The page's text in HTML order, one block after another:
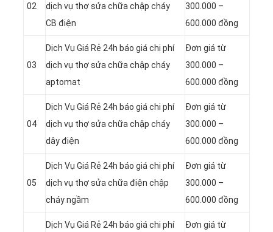
02
dịch vụ thợ sửa chữa chập cháy
CB điện
300.000 –
600.000 đồng
03
Dịch Vụ Giá Rẻ 24h báo giá chi phí
dịch vụ thợ sửa chữa chập cháy
aptomat
Đơn giá từ
300.000 –
600.000 đồng
04
Dịch Vụ Giá Rẻ 24h báo giá chi phí
dịch vụ thợ sửa chữa chập cháy
dây điện
Đơn giá từ
300.000 –
600.000 đồng
05
Dịch Vụ Giá Rẻ 24h báo giá chi phí
dịch vụ thợ sửa chữa điện chập
cháy ngầm
Đơn giá từ
300.000 –
600.000 đồng
Dịch Vụ Giá Rẻ 24h báo giá chi phí
Đơn giá từ